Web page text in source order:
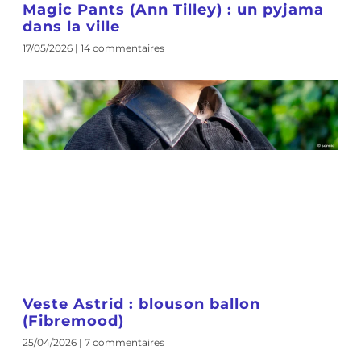
Magic Pants (Ann Tilley) : un pyjama
dans la ville
17/05/2026 14 commentaires
Veste Astrid : blouson ballon
(Fibremood)
25/04/2026 7 commentaires